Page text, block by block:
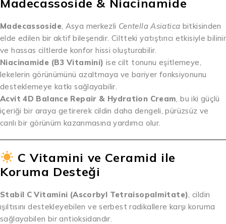
Madecassoside & Niacinamide
Madecassoside, Asya merkezli Centella Asiatica bitkisinden
elde edilen bir aktif bileşendir. Ciltteki yatıştırıcı etkisiyle bilinir
ve hassas ciltlerde konfor hissi oluşturabilir.
Niacinamide (B3 Vitamini) ise cilt tonunu eşitlemeye,
lekelerin görünümünü azaltmaya ve bariyer fonksiyonunu
desteklemeye katkı sağlayabilir.
Acvit 4D Balance Repair & Hydration Cream, bu iki güçlü
içeriği bir araya getirerek cildin daha dengeli, pürüzsüz ve
canlı bir görünüm kazanmasına yardımcı olur.
C Vitamini ve Ceramid ile
Koruma Desteği
Stabil C Vitamini (Ascorbyl Tetraisopalmitate), cildin
ışıltısını destekleyebilen ve serbest radikallere karşı koruma
sağlayabilen bir antioksidandır.